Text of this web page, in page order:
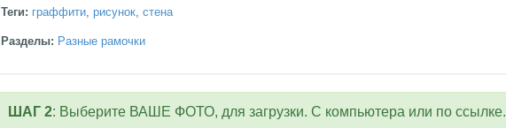
Теги: граффити, рисунок, стена
Разделы: Разные рамочки
ШАГ 2: Выберите ВАШЕ ФОТО, для загрузки. С компьютера или по ссылке.